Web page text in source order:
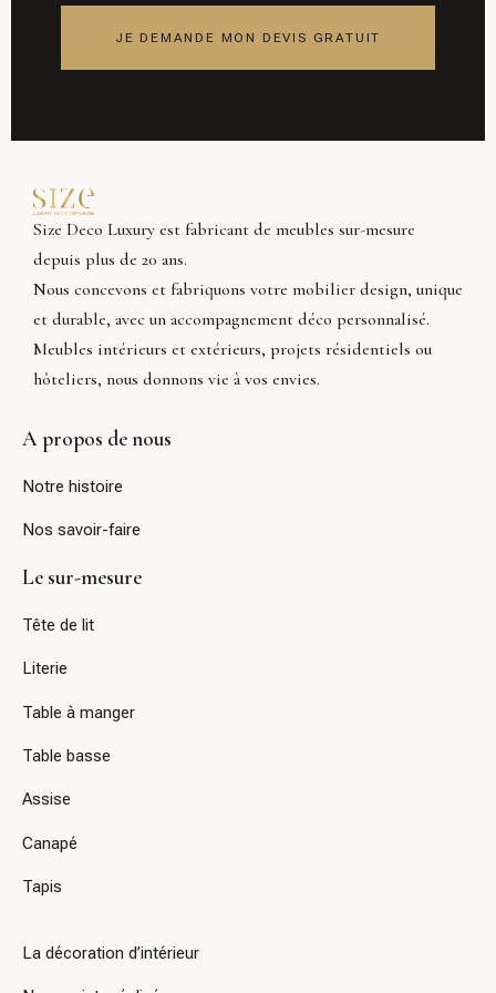
JE DEMANDE MON DEVIS GRATUIT
Size Deco Luxury est fabricant de meubles sur-mesure
depuis plus de 20 ans.
Nous concevons et fabriquons votre mobilier design, unique
et durable, avec un accompagnement déco personnalisé.
Meubles intérieurs et extérieurs, projets résidentiels ou
hôteliers, nous donnons vie à vos envies.
A propos de nous
Notre histoire
Nos savoir-faire
Le sur-mesure
Tête de lit
Literie
Table à manger
Table basse
Assise
Canapé
Tapis
La décoration d’intérieur